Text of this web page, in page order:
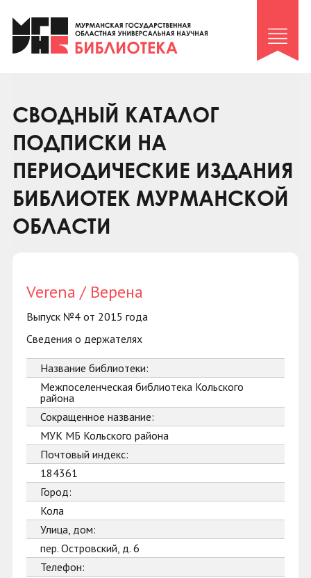
Клуб «Гиря и сельдерей»
Клуб «Семейный архив»
Коллегам
Контакты
СВОДНЫЙ КАТАЛОГ
ПОДПИСКИ НА
ПЕРИОДИЧЕСКИЕ ИЗДАНИЯ
БИБЛИОТЕК МУРМАНСКОЙ
ОБЛАСТИ
Verena / Верена
Выпуск №4 от 2015 года
Сведения о держателях
Название библиотеки:
Межпоселенческая библиотека Кольского
района
Сокращенное название:
МУК МБ Кольского района
Почтовый индекс:
184361
Город:
Кола
Улица, дом:
пер. Островский, д. 6
Телефон: